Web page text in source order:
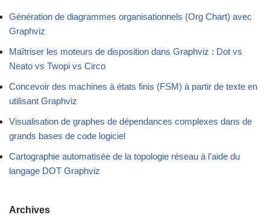
Génération de diagrammes organisationnels (Org Chart) avec
Graphviz
Maîtriser les moteurs de disposition dans Graphviz : Dot vs
Neato vs Twopi vs Circo
Concevoir des machines à états finis (FSM) à partir de texte en
utilisant Graphviz
Visualisation de graphes de dépendances complexes dans de
grands bases de code logiciel
Cartographie automatisée de la topologie réseau à l’aide du
langage DOT Graphviz
Archives